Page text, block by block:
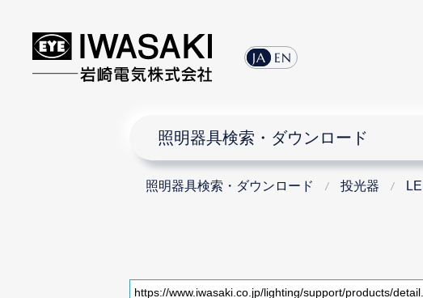
JA EN
照明器具検索・ダウンロード
照明器具検索・ダウンロード 投光器